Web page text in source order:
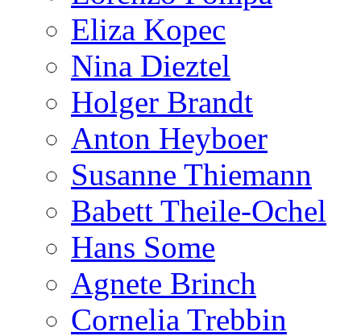
Eliza Kopec
Nina Dieztel
Holger Brandt
Anton Heyboer
Susanne Thiemann
Babett Theile-Ochel
Hans Some
Agnete Brinch
Cornelia Trebbin